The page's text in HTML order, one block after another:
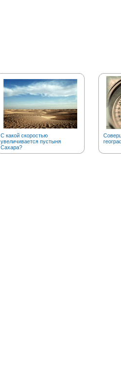
С какой скоростью
увеличивается пустыня
Сахара?